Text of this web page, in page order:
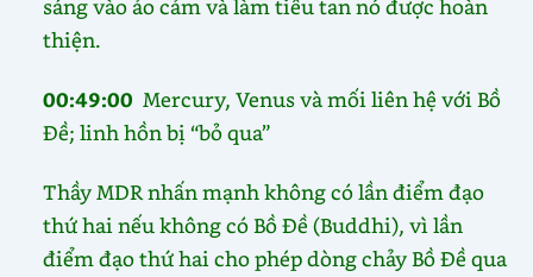
sáng vào ảo cảm và làm tiêu tan nó được hoàn
thiện.
00:49:00 Mercury, Venus và mối liên hệ với Bồ
Đề; linh hồn bị “bỏ qua”
Thầy MDR nhấn mạnh không có lần điểm đạo
thứ hai nếu không có Bồ Đề (Buddhi), vì lần
điểm đạo thứ hai cho phép dòng chảy Bồ Đề qua